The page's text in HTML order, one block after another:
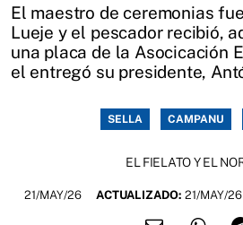
El maestro de ceremonias
Lueje y el pescador recibió,
una placa de la Asocicación
el entregó su presidente,
SELLA CAMPANU
EL FIELATO Y EL
21/MAY/26 ACTUALIZADO: 21/MAY/26